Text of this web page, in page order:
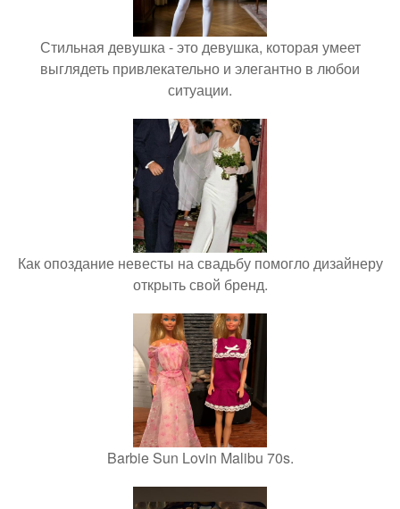
Стильная девушка - это девушка, которая умеет
выглядеть привлекательно и элегантно в любои
ситуации.
Как опоздание невесты на свадьбу помогло дизайнеру
открыть свой бренд.
Barbie Sun Lovin Malibu 70s.